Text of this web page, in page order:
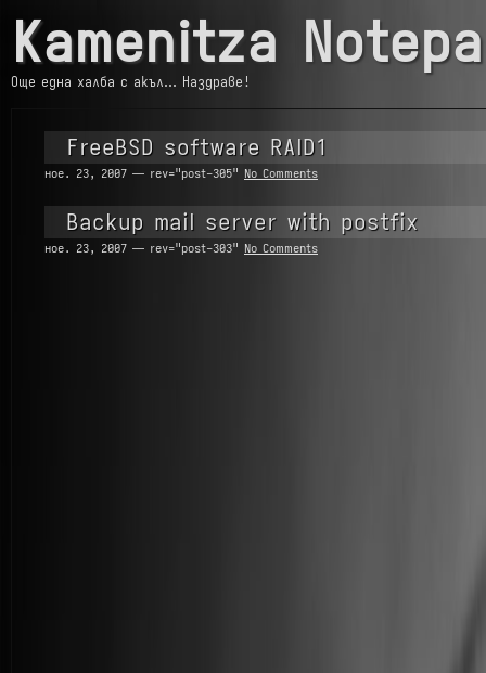
Kamenitza
Още една халба с акъл… Наздраве!
FreeBSD software RAID1
ное. 23, 2007 — rev="post-305" No Comments
Backup mail server with postfix
ное. 23, 2007 — rev="post-303" No Comments